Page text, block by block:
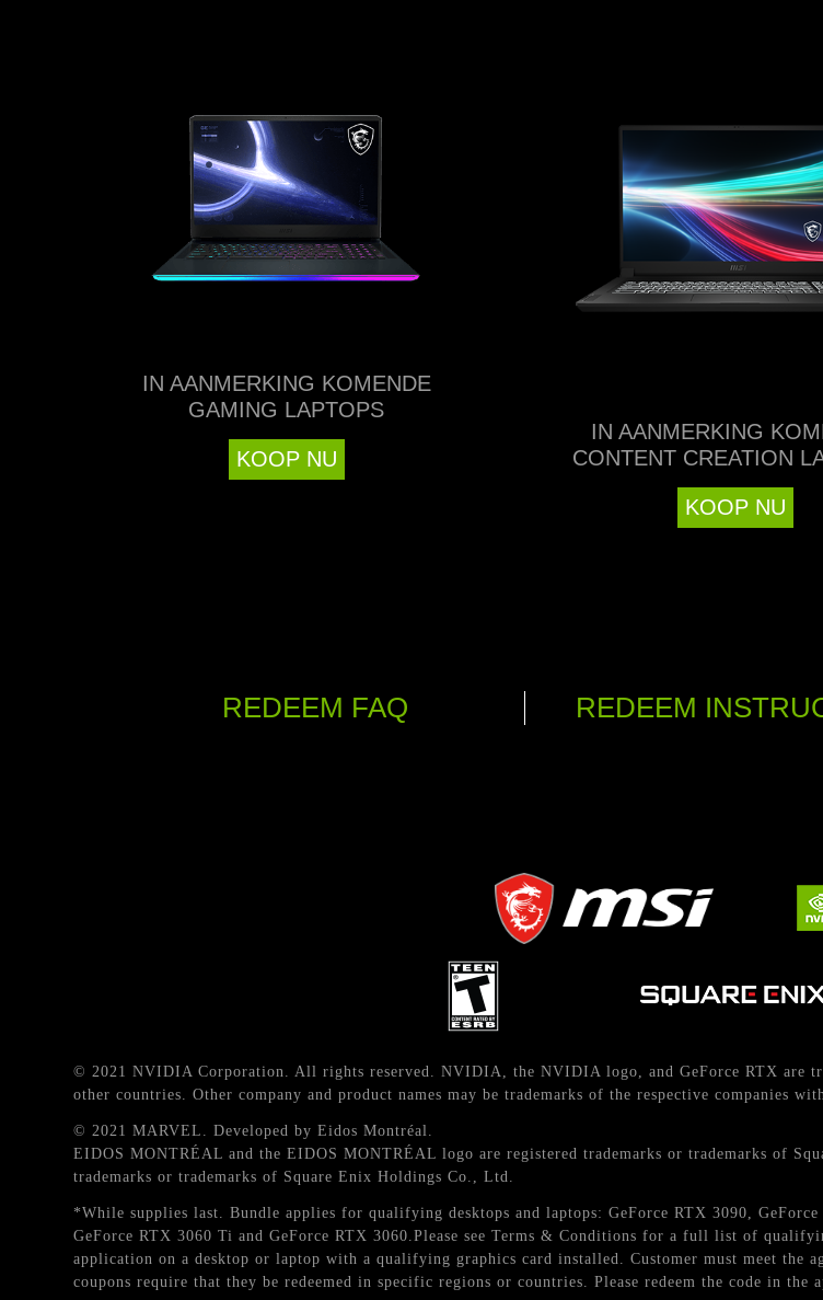
IN AANMERKING KOMENDE
GAMING LAPTOPS
KOOP NU
IN AANMERKING
CONTENT CREATION
KOOP NU
REDEEM FAQ REDEEM
© 2021 NVIDIA Corporation. All rights reserved. NVIDIA, the NVIDIA logo, and GeForce RTX are
other countries. Other company and product names may be trademarks of the respective companies
© 2021 MARVEL. Developed by Eidos Montréal.
EIDOS MONTRÉAL and the EIDOS MONTRÉAL logo are registered trademarks or trademarks of
trademarks or trademarks of Square Enix Holdings Co., Ltd.
*While supplies last. Bundle applies for qualifying desktops and laptops: GeForce RTX 3090,
GeForce RTX 3060 Ti and GeForce RTX 3060.Please see Terms & Conditions for a full list of
application on a desktop or laptop with a qualifying graphics card installed. Customer must meet the
coupons require that they be redeemed in specific regions or countries. Please redeem the code in the